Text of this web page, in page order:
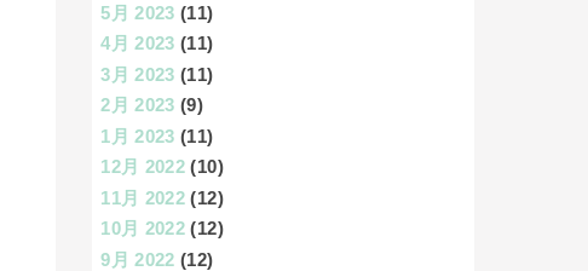
5月 2023 (11)
4月 2023 (11)
3月 2023 (11)
2月 2023 (9)
1月 2023 (11)
12月 2022 (10)
11月 2022 (12)
10月 2022 (12)
9月 2022 (12)